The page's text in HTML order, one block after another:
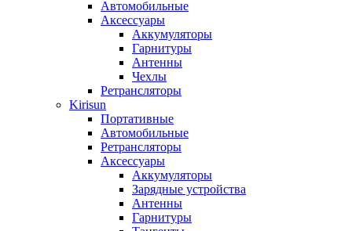
Автомобильные
Аксессуары
Аккумуляторы
Гарнитуры
Антенны
Чехлы
Ретрансляторы
Kirisun
Портативные
Автомобильные
Ретрансляторы
Аксессуары
Аккумуляторы
Зарядные устройства
Антенны
Гарнитуры